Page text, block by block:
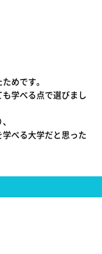
めです。
学べる点で選びまし
べる大学だと思った